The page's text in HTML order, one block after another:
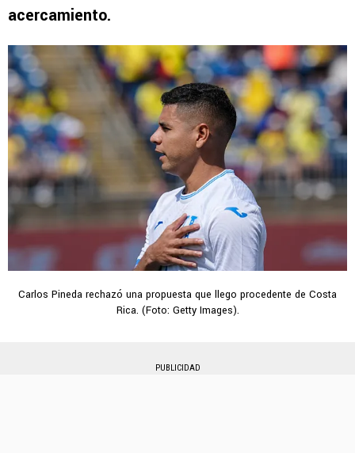
acercamiento.
Carlos Pineda rechazó una propuesta que llego procedente de Costa
Rica. (Foto: Getty Images).
PUBLICIDAD